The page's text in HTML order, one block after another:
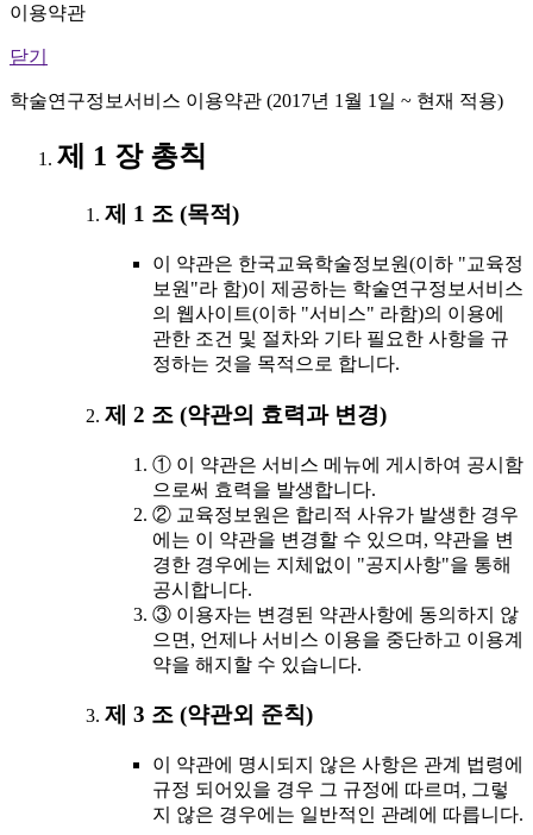
이용약관
닫기
학술연구정보서비스 이용약관 (2017년 1월 1일 ~ 현재 적용)
제 1 장 총칙
제 1 조 (목적)
이 약관은 한국교육학술정보원(이하 "교육정
보원"라 함)이 제공하는 학술연구정보서비스
의 웹사이트(이하 "서비스" 라함)의 이용에
관한 조건 및 절차와 기타 필요한 사항을 규
정하는 것을 목적으로 합니다.
제 2 조 (약관의 효력과 변경)
① 이 약관은 서비스 메뉴에 게시하여 공시함
으로써 효력을 발생합니다.
② 교육정보원은 합리적 사유가 발생한 경우
에는 이 약관을 변경할 수 있으며, 약관을 변
경한 경우에는 지체없이 "공지사항"을 통해
공시합니다.
③ 이용자는 변경된 약관사항에 동의하지 않
으면, 언제나 서비스 이용을 중단하고 이용계
약을 해지할 수 있습니다.
제 3 조 (약관외 준칙)
이 약관에 명시되지 않은 사항은 관계 법령에
규정 되어있을 경우 그 규정에 따르며, 그렇
지 않은 경우에는 일반적인 관례에 따릅니다.